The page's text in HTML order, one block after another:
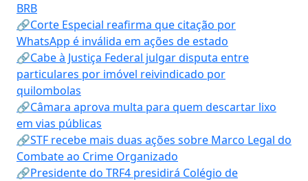
BRB
🔗Corte Especial reafirma que citação por
WhatsApp é inválida em ações de estado
🔗Cabe à Justiça Federal julgar disputa entre
particulares por imóvel reivindicado por
quilombolas
🔗Câmara aprova multa para quem descartar lixo
em vias públicas
🔗STF recebe mais duas ações sobre Marco Legal do
Combate ao Crime Organizado
🔗Presidente do TRF4 presidirá Colégio de